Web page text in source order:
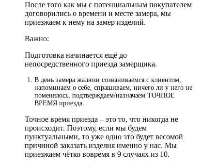
После того как мы с потенциальным покупателем
договорились о времени и месте замера, мы
приезжаем к нему на замер изделий.
Важно:
Подготовка начинается ещё до
непосредственного приезда замерщика.
В день замера жалюзи созваниваемся с клиентом,
напоминаем о себе, спрашиваем, ничего ли у него не
поменялось, подтверждаем/назначаем ТОЧНОЕ
ВРЕМЯ приезда.
Точное время приезда – это то, что никогда не
происходит. Поэтому, если мы будем
пунктуальными, то уже одно это будет весомой
причиной заказать изделия именно у нас. Мы
приезжаем чётко вовремя в 9 случаях из 10.